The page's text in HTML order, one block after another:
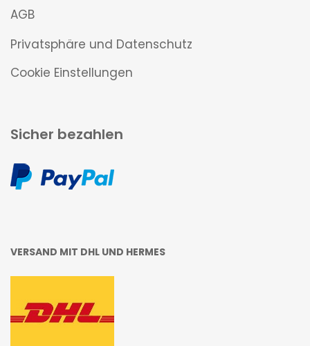
AGB
Privatsphäre und Datenschutz
Cookie Einstellungen
Sicher bezahlen
VERSAND MIT DHL UND HERMES